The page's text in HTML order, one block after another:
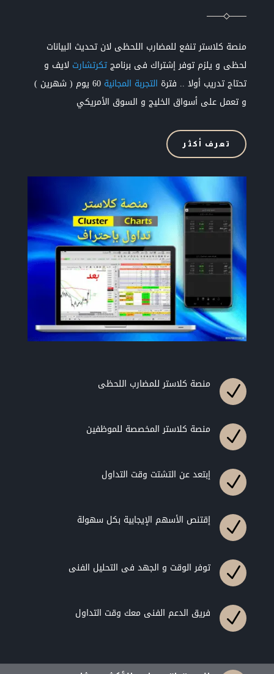
منصة كلاستر تنفع للمضارب اللحظى لان تحديث البيانات
لحظى و يلزم توفر إشتراك فى برنامجتكرتشارت لايف و
تحتاج تدريب أولا .. فترة التجربة المجانية
60 يوم ( شهرين )
و تعمل على أسواق الخليج و السوق الأمريكي
تعرف أكثر
N منصة كلاستر للمضارب اللحظى
N منصة كلاستر المخصصة للموظفين
N إبتعد عن التشتت وقت التداول
N إقتنص الأسهم الإيجابية بكل سهولة
N توفر الوقت و الجهد فى التحليل الفنى
N فريق الدعم الفنى معك وقت التداول